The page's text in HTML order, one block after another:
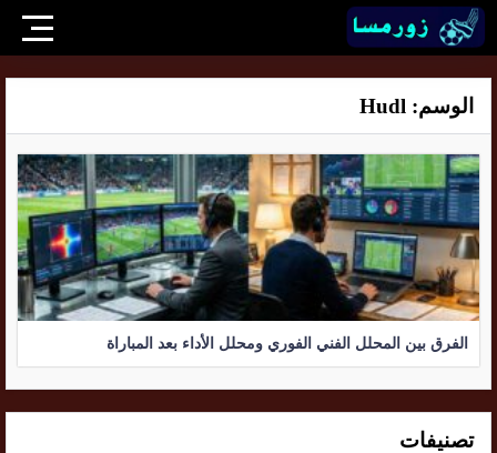
الوسم: Hudl
الفرق بين المحلل الفني الفوري ومحلل الأداء بعد المباراة
تصنيفات